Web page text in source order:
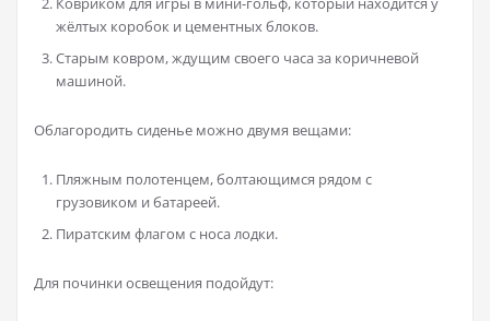
жёлтых коробок и цементных блоков.
Старым ковром, ждущим своего часа за коричневой
машиной.
Облагородить сиденье можно двумя вещами:
Пляжным полотенцем, болтающимся рядом с
грузовиком и батареей.
Пиратским флагом с носа лодки.
Для починки освещения подойдут: